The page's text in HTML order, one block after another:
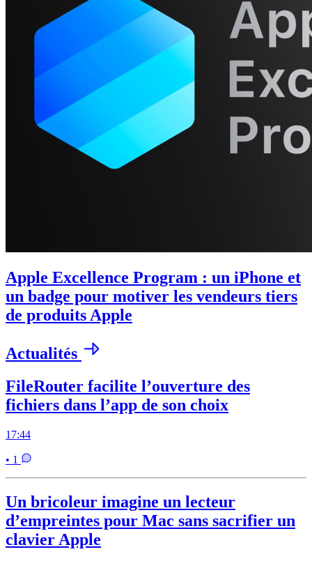
Apple Excellence Program : un iPhone et
un badge pour motiver les vendeurs tiers
de produits Apple
Actualités
FileRouter facilite l’ouverture des
fichiers dans l’app de son choix
17:44
• 1
Un bricoleur imagine un lecteur
d’empreintes pour Mac sans sacrifier un
clavier Apple